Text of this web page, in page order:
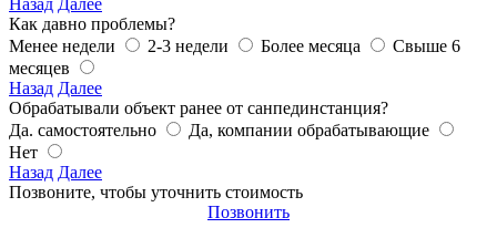
Назад Далее
Как давно проблемы?
Менее недели
2-3 недели Более месяца
Свыше 6
месяцев
Назад Далее
Обрабатывали объект ранее от санпединстанция?
Да. самостоятельно
Да, компании обрабатывающие
Нет
Назад Далее
Позвоните, чтобы уточнить стоимость
Позвонить